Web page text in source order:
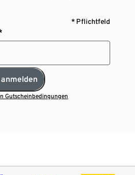
* Pflichtfeld
Gutscheinbedingungen